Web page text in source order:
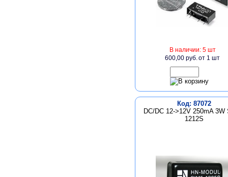
В наличии: 5 шт
600,00 руб.от 1 шт
Код: 87072
DC/DC 12->12V 250mA 3W
1212S